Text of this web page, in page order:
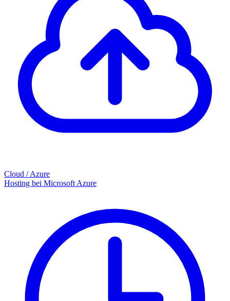
Cloud / Azure
Hosting bei Microsoft Azure